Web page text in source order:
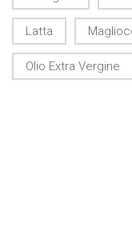
Latta
Olio Extra Vergine